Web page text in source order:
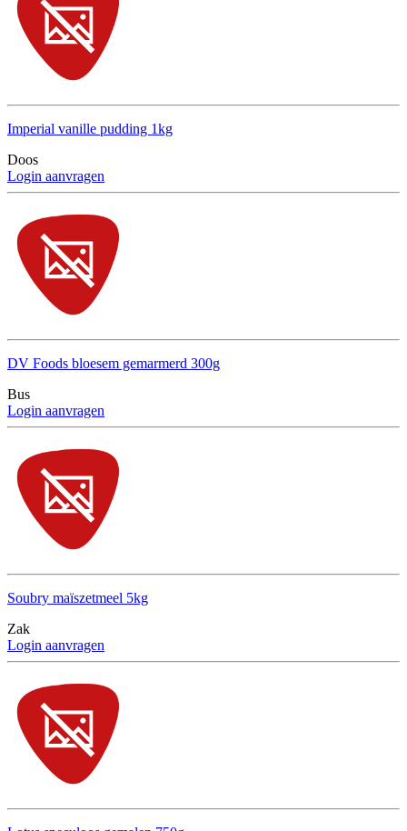
Imperial vanille pudding 1kg
Doos
Login aanvragen
DV Foods bloesem gemarmerd 300g
Bus
Login aanvragen
Soubry maïszetmeel 5kg
Zak
Login aanvragen